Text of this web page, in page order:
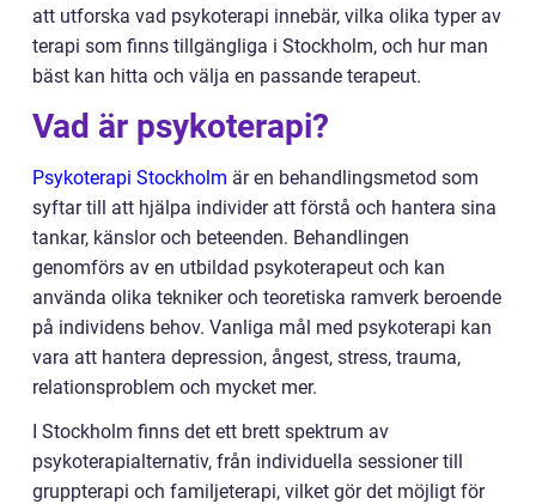
att utforska vad psykoterapi innebär, vilka olika typer av
terapi som finns tillgängliga i Stockholm, och hur man
bäst kan hitta och välja en passande terapeut.
Vad är psykoterapi?
Psykoterapi Stockholm är en behandlingsmetod som
syftar till att hjälpa individer att förstå och hantera sina
tankar, känslor och beteenden. Behandlingen
genomförs av en utbildad psykoterapeut och kan
använda olika tekniker och teoretiska ramverk beroende
på individens behov. Vanliga mål med psykoterapi kan
vara att hantera depression, ångest, stress, trauma,
relationsproblem och mycket mer.
I Stockholm finns det ett brett spektrum av
psykoterapialternativ, från individuella sessioner till
gruppterapi och familjeterapi, vilket gör det möjligt för